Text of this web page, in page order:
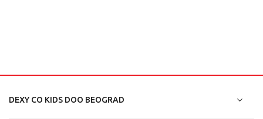
DEXY CO KIDS DOO BEOGRAD